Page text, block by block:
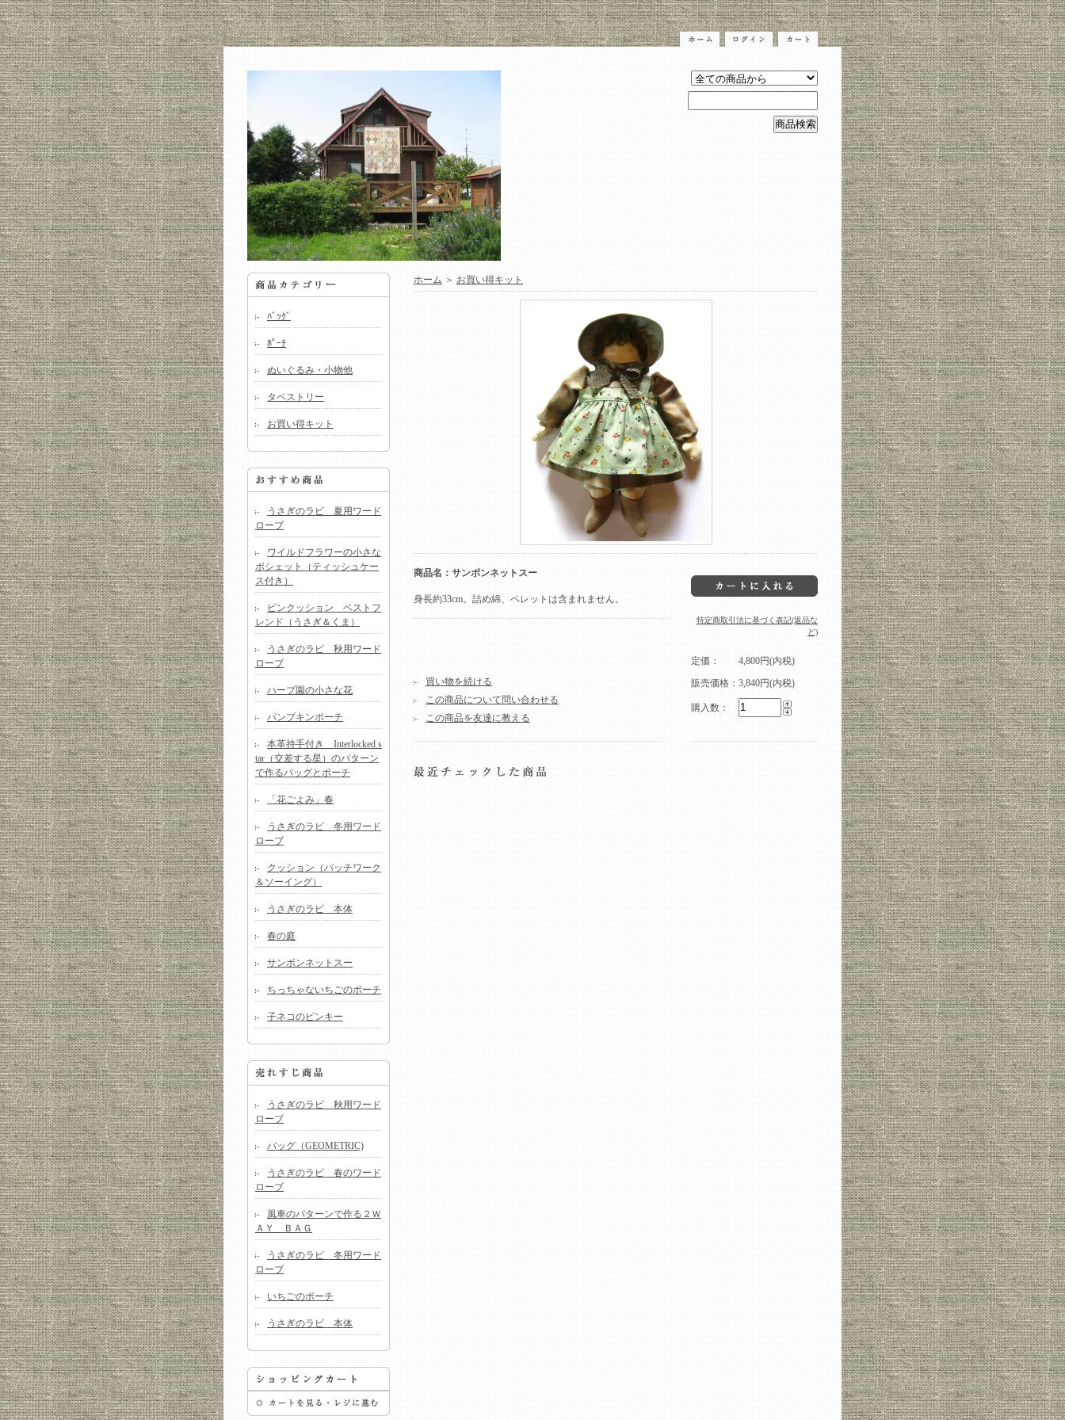
ﾊﾞｯｸﾞ
ﾎﾟｰﾁ
ぬいぐるみ・小物他
タペストリー
お買い得キット
うさぎのラビ 夏用ワード
ローブ
ワイルドフラワーの小さな
ポシェット（ティッシュケー
ス付き）
ピンクッション ベストフ
レンド（うさぎ＆くま）
うさぎのラビ 秋用ワード
ローブ
ハーブ園の小さな花
パンプキンポーチ
本革持手付き Interlocked s
tar（交差する星）のパターン
で作るバッグとポーチ
「花ごよみ」春
うさぎのラビ 冬用ワード
ローブ
クッション（パッチワーク
＆ソーイング）
うさぎのラビ 本体
春の庭
サンボンネットスー
ちっちゃないちごのポーチ
子ネコのピンキー
うさぎのラビ 秋用ワード
ローブ
バッグ（GEOMETRIC)
うさぎのラビ 春のワード
ローブ
風車のパターンで作る２Ｗ
ＡＹ ＢＡＧ
うさぎのラビ 冬用ワード
ローブ
いちごのポーチ
うさぎのラビ 本体
ホーム ＞ お買い得キット
商品名：サンボンネットスー
身長約33cm。詰め綿、ペレットは含まれません。
特定商取引法に基づく表記(返品な
ど)
定価：
4,800円(内税)
販売価格： 3,840円(内税)
購入数：
買い物を続ける
この商品について問い合わせる
この商品を友達に教える